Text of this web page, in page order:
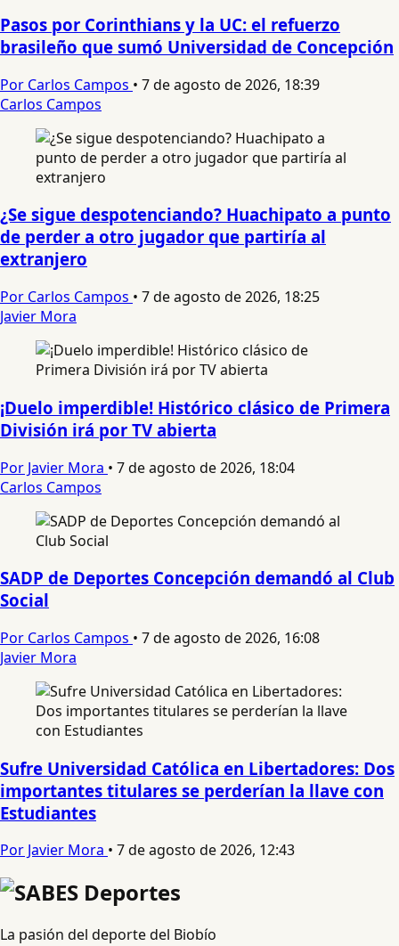
Pasos por Corinthians y la UC: el refuerzo
brasileño que sumó Universidad de Concepción
Por Carlos Campos • 7 de agosto de 2026, 18:39
Carlos Campos
¿Se sigue despotenciando? Huachipato a punto
de perder a otro jugador que partiría al
extranjero
Por Carlos Campos • 7 de agosto de 2026, 18:25
Javier Mora
¡Duelo imperdible! Histórico clásico de Primera
División irá por TV abierta
Por Javier Mora • 7 de agosto de 2026, 18:04
Carlos Campos
SADP de Deportes Concepción demandó al Club
Social
Por Carlos Campos • 7 de agosto de 2026, 16:08
Javier Mora
Sufre Universidad Católica en Libertadores: Dos
importantes titulares se perderían la llave con
Estudiantes
Por Javier Mora • 7 de agosto de 2026, 12:43
La pasión del deporte del Biobío